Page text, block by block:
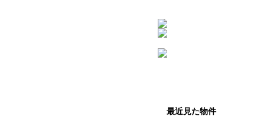
最近見た物件